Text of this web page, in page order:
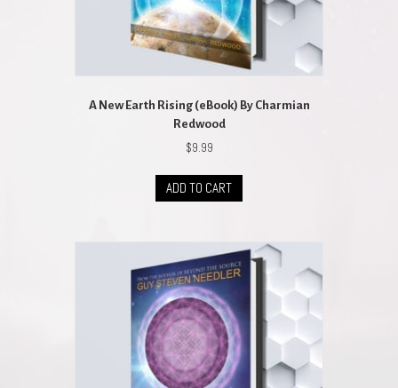
A New Earth Rising (eBook) By Charmian
Redwood
$9.99
ADD TO CART